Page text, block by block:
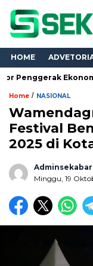
HOME
Ekonomi
Home / NASIONAL
Festival
2025 di
Adminsekabar
Minggu, 19